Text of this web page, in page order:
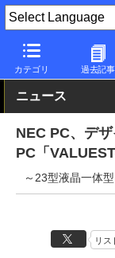
カテゴリ 過去記事
PC Watch パソコ
ニュース
NEC PC、デ
PC「
～23型液晶一体
リス